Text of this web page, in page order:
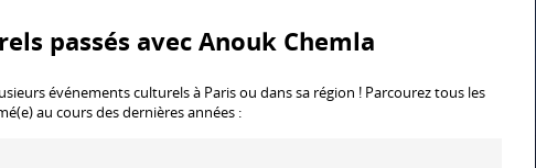
passés avec Anouk Chemla
événements culturels à Paris ou dans sa région ! Parcourez tous les
au cours des dernières années :